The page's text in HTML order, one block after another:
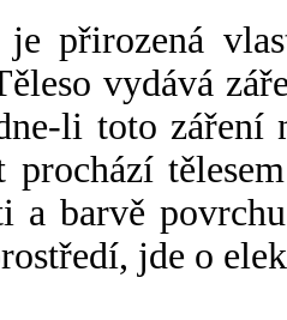
přirozená
vydává
li toto záření
prochází
a barvě
jde o